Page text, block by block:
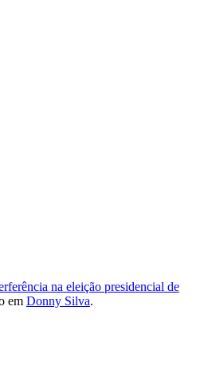
na eleição presidencial de
em Donny Silva.